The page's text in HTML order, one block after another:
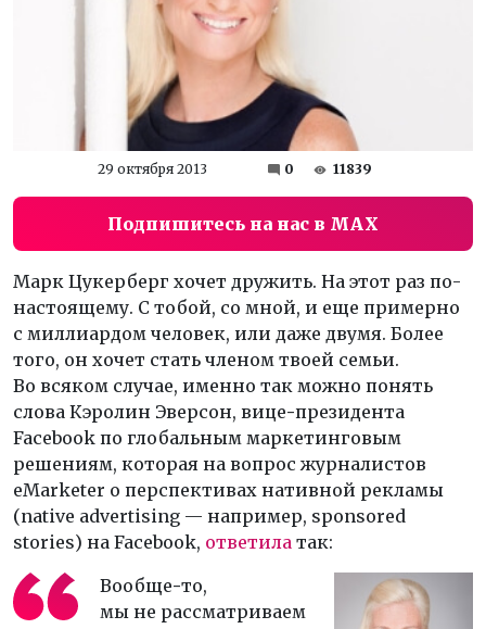
29 октября 2013 0 11839
Подпишитесь на нас в MAX
Марк Цукерберг хочет дружить. На этот раз по-
настоящему. С тобой, со мной, и еще примерно
с миллиардом человек, или даже двумя. Более
того, он хочет стать членом твоей семьи.
Во всяком случае, именно так можно понять
слова Кэролин Эверсон, вице-президента
Facebook по глобальным маркетинговым
решениям, которая на вопрос журналистов
eMarketer о перспективах нативной рекламы
(native advertising — например, sponsored
stories) на Facebook, ответила так:
Вообще-то,
мы не рассматриваем